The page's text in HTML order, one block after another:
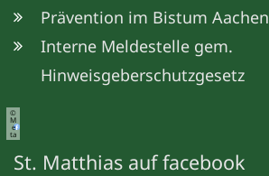
Prävention im Bistum Aachen
Interne Meldestelle gem.
Hinweisgeberschutzgesetz
©
M
e
ta
St. Matthias auf facebook